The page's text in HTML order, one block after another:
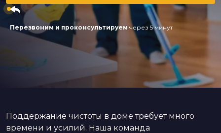
Перезвоним и проконсультируем через 5 минут
Поддержание чистоты в доме требует много
времени и усилий. Наша команда